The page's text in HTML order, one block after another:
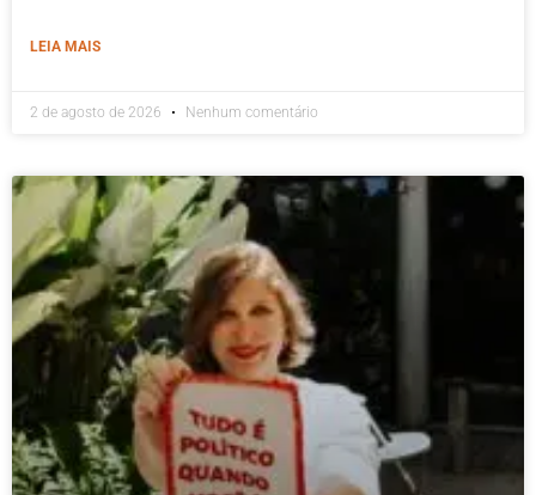
LEIA MAIS
2 de agosto de 2026 Nenhum comentário